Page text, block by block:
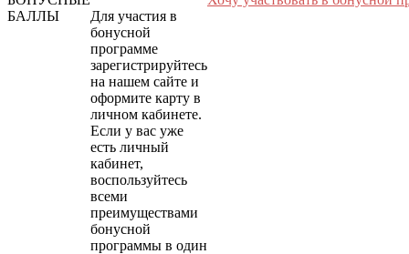
БАЛЛЫ
Для участия в
бонусной
программе
зарегистрируйтесь
на нашем сайте и
оформите карту в
личном кабинете.
Если у вас уже
есть личный
кабинет,
воспользуйтесь
всеми
преимуществами
бонусной
программы в один